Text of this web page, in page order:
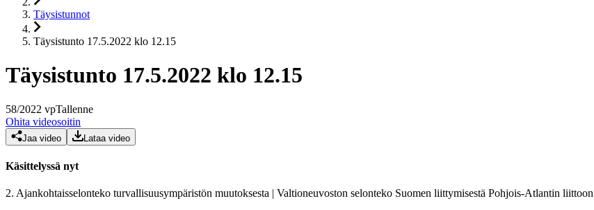
Täysistunnot
Täysistunto 17.5.2022 klo 12.15
Täysistunto 17.5.2022 klo 12.15
58/2022 vpTallenne
Ohita videosoitin
Jaa video Lataa video
Käsittelyssä nyt
2. Ajankohtaisselonteko turvallisuusympäristön muutoksesta | Valtioneuvoston selonteko Suomen liittymisestä Pohjois-Atlantin liittoon